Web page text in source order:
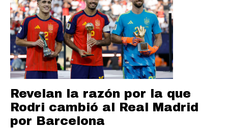
Revelan la razón por la que
Rodri cambió al Real Madrid
por Barcelona